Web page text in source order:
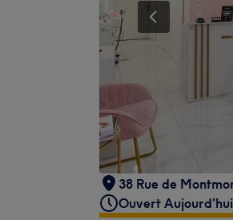
38 Rue de
Ouvert